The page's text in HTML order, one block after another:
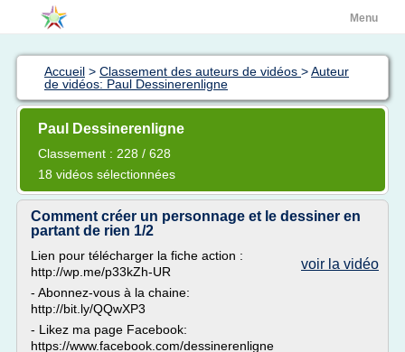
Menu
Accueil > Classement des auteurs de vidéos >Auteur
de vidéos: Paul Dessinerenligne
Paul Dessinerenligne
Classement : 228 / 628
18 vidéos sélectionnées
Comment créer un personnage et le dessiner en
partant de rien 1/2
voir la vidéo
Lien pour télécharger la fiche action :
http://wp.me/p33kZh-UR
- Abonnez-vous à la chaine:
http://bit.ly/QQwXP3
- Likez ma page Facebook:
https://www.facebook.com/dessinerenligne